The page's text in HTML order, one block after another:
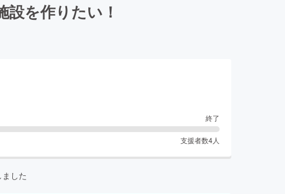
を作りたい！
終了
支援者数4人
した